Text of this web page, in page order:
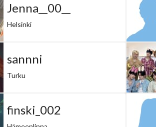
Jenna__00__
Helsinki
sannni
Turku
finski_002